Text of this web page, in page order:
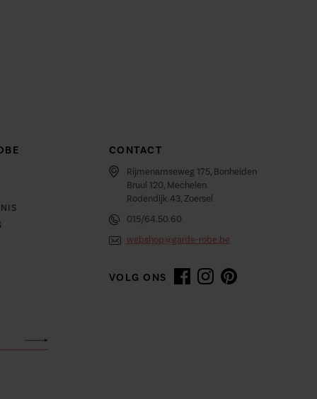
CONTACT
Rijmenamseweg 175, Bonheiden
Bruul 120, Mechelen
Rodendijk 43, Zoersel
015/64.50.60
webshop@garde-robe.be
VOLG ONS